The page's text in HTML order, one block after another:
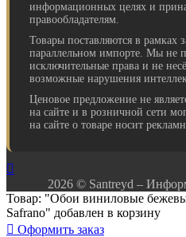
информационных целях и
правообладателям.
Товары поставляются в рамках
параллельном импорте. Мы не
исключительные права и не
возможные нарушения
Ценовое предложение не
на сайте и в розничной сети
на сайте о товаре носит

2026 © Santreyd –
Товар: "Обои виниловые
Safrano" добавлен в корзину
 Оформить заказ